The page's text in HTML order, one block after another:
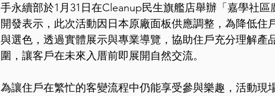
手永續部於1月31日在Cleanup民生旗艦店舉辦「嘉學社
開發表示，此次活動因日本原廠面板供應調整，為降低住
與選色，透過實體展示與專業導覽，協助住戶充分理解產
圍，讓客戶在未來入厝前即展開自然交流。
為讓住戶在繁忙的客變流程中仍能享受參與樂趣，活動現